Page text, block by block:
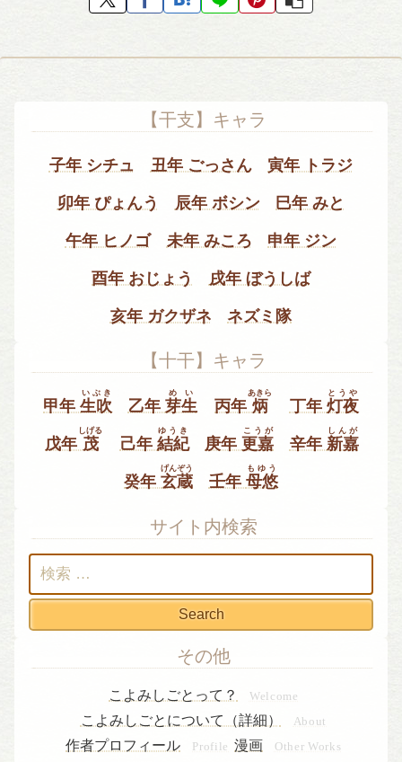
【干支】キャラ
子年 シチュ 丑年 ごっさん 寅年 トラジ
卯年 ぴょんう 辰年 ボシン 巳年 みと
午年 ヒノゴ 未年 みころ 申年 ジン
酉年 おじょう 戌年 ぼうしば
亥年 ガクザネ ネズミ隊
【十干】キャラ
甲年生吹
いぶき
乙年 芽生
めい
丙年 炳
あきら
丁年 灯夜
とうや
戊年 茂
しげる
己年 結紀
ゆうき
庚年 更嘉
こうが
辛年 新嘉
しんが
癸年玄蔵
げんぞう
壬年 母悠
もゆう
サイト内検索
索:
その他
こよみしごとって？ Welcome
こよみしごとについて（詳細） About
作者プロフィール Profile 漫画 Other Works